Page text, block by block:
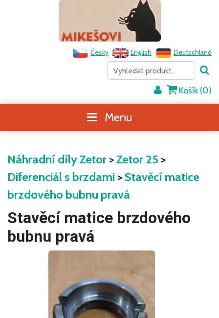
Česky English Deutschland
Košík (0)
Menu
Náhradní díly Zetor >Zetor 25 >
Diferenciál s brzdami > Stavěcí matice
brzdového bubnu pravá
Stavěcí matice brzdového
bubnu pravá